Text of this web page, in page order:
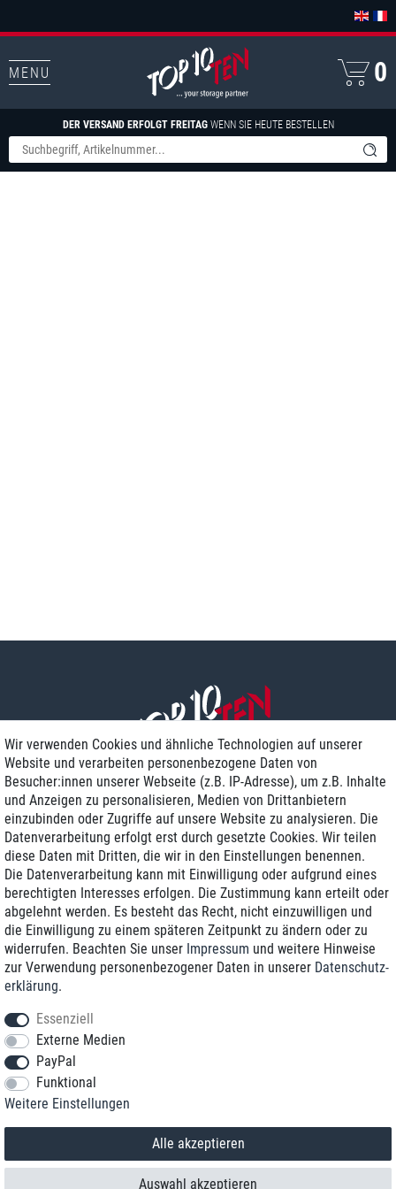
MENU
DER VERSAND ERFOLGT FREITAGWENN SIE HEUTE BESTELLEN
0
Zustellung am nächsten Werktag
Günstiger Versand
Generalüberholt mit Garantie
+49 8989 96160*
*Sie erreichen uns zum Ortstarif von Montag bis Freitag von 9 Uhr - 18 Uhr.
© 2018 TOP TEN Computervertrieb GmbH
Wir verwenden Cookies und ähnliche Technologien auf unserer
Website und verarbeiten personenbezogene Daten von
Besucher:innen unserer Webseite (z.B. IP-Adresse), um z.B. Inhalte
und Anzeigen zu personalisieren, Medien von Drittanbietern
einzubinden oder Zugriffe auf unsere Website zu analysieren. Die
Datenverarbeitung erfolgt erst durch gesetzte Cookies. Wir teilen
diese Daten mit Dritten, die wir in den Einstellungen benennen.
Die Datenverarbeitung kann mit Einwilligung oder aufgrund eines
berechtigten Interesses erfolgen. Die Zustimmung kann erteilt oder
abgelehnt werden. Es besteht das Recht, nicht einzuwilligen und
die Einwilligung zu einem späteren Zeitpunkt zu ändern oder zu
widerrufen. Beachten Sie unser Impressum und weitere Hinweise
zur Verwendung personenbezogener Daten in unserer Daten­schutz­
erklärung.
Essenziell
Externe Medien
PayPal
Funktional
Weitere Einstellungen
Alle akzeptieren
Auswahl akzeptieren